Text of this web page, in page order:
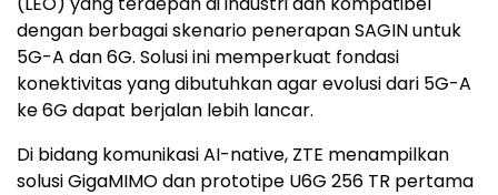
dengan berbagai skenario penerapan SAGIN untuk
5G-A dan 6G. Solusi ini memperkuat fondasi
konektivitas yang dibutuhkan agar evolusi dari 5G-A
ke 6G dapat berjalan lebih lancar.
Di bidang komunikasi AI-native, ZTE menampilkan
solusi GigaMIMO dan prototipe U6G 256 TR pertama